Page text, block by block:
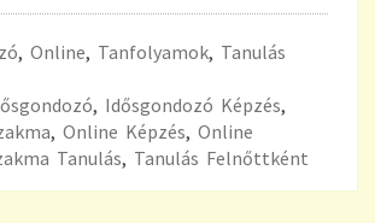
, Online, Tanfolyamok, Tanulás
, Idősgondozó Képzés,
, Online Képzés, Online
Tanulás, Tanulás Felnőttként